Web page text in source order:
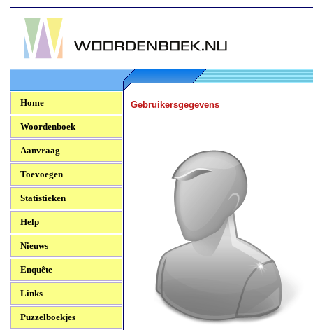
Woordenboek.NU
Home
Woordenboek
Aanvraag
Toevoegen
Statistieken
Help
Nieuws
Enquête
Links
Puzzelboekjes
Gebruikersgegevens